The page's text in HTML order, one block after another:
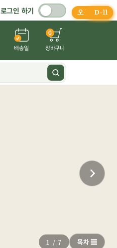
로그인 하기
배송일
0
장바구니
1 /7 목차 ☰
오늘 마감
D-25
D-6
D-25
D-11